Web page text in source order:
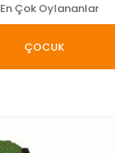
En Çok Oylananlar
ÇOCUK